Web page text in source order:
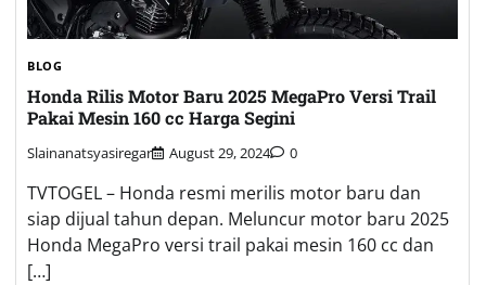
BLOG
Honda Rilis Motor Baru 2025 MegaPro Versi Trail
Pakai Mesin 160 cc Harga Segini
Slainanatsyasiregar August 29, 2024 0
TVTOGEL – Honda resmi merilis motor baru dan
siap dijual tahun depan. Meluncur motor baru 2025
Honda MegaPro versi trail pakai mesin 160 cc dan
[…]